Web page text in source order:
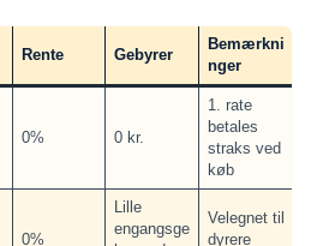
Rente Gebyrer
Bemærkni
nger
0% 0 kr.
1. rate
betales
straks ved
køb
0%
Lille
engangsge
Velegnet til
dyrere